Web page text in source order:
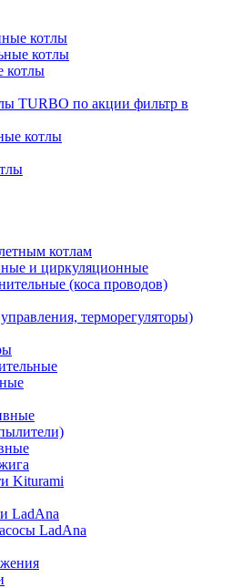
котлы
котлы
котлы
TURBO по акции фильтр в
котлы
котлам
и циркуляционные
(коса проводов)
терморегуляторы)
Kiturami
LadAna
LadAna